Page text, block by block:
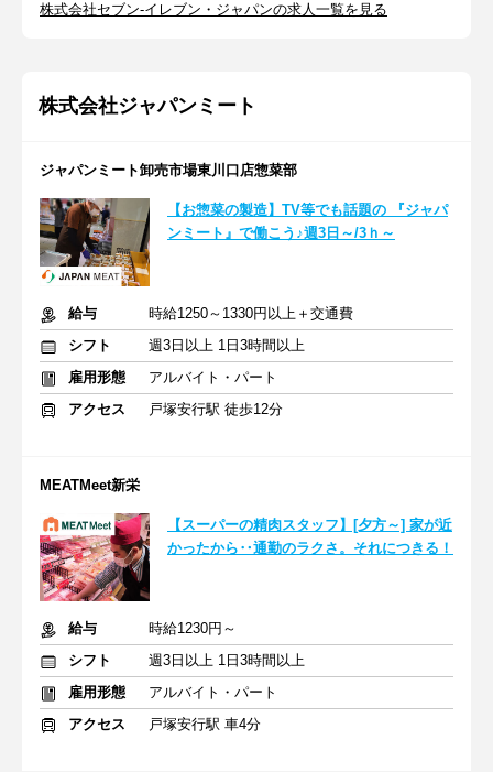
株式会社セブン-イレブン・ジャパンの求人一覧を見る
株式会社ジャパンミート
ジャパンミート卸売市場東川口店惣菜部
【お惣菜の製造】TV等でも話題の 『ジャパ
ンミート』で働こう♪週3日～/3ｈ～
給与
時給1250～1330円以上＋交通費
シフト
週3日以上 1日3時間以上
雇用形態
アルバイト・パート
アクセス
戸塚安行駅 徒歩12分
MEATMeet新栄
【スーパーの精肉スタッフ】[夕方～] 家が近
かったから‥通勤のラクさ。それにつきる！
給与
時給1230円～
シフト
週3日以上 1日3時間以上
雇用形態
アルバイト・パート
アクセス
戸塚安行駅 車4分